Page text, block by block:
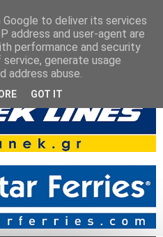
to deliver its services
address and user-agent are
performance and security
generate usage
address abuse.
GOT IT